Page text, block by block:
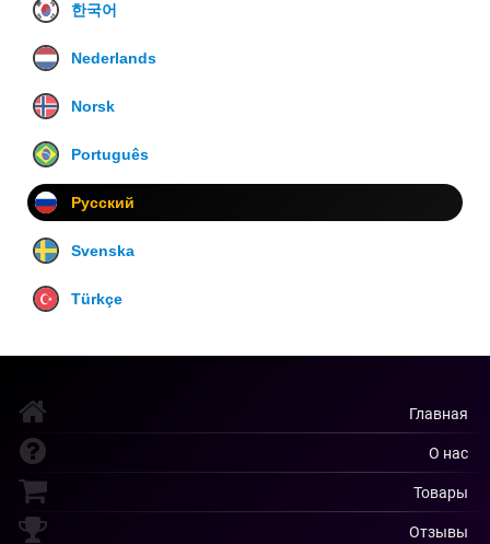
한국어
Nederlands
Norsk
Português
Русский
Svenska
Türkçe
Главная
О нас
Товары
Отзывы